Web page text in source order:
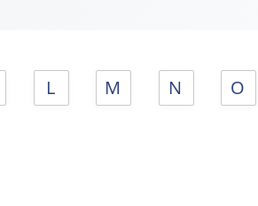
L M N O